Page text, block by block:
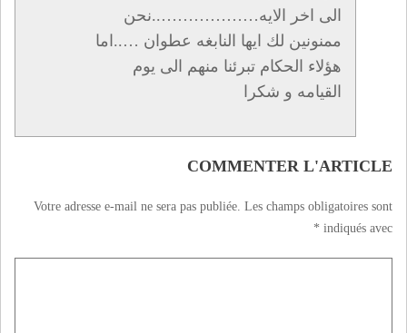
الى اخر الايه………………..نحن
ممنونين لك ايها النابغه عطوان …..اما
هؤلاء الحكام تبرئنا منهم الى يوم
القيامه و شكرا
COMMENTER L'ARTICLE
Votre adresse e-mail ne sera pas publiée. Les champs obligatoires sont
indiqués avec
*